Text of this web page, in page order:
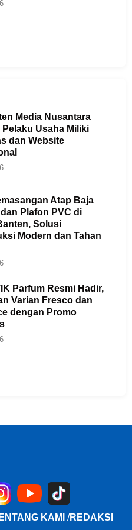
Media Nusantara
Pelaku Usaha Miliki
dan Website
Atap Baja
Plafon PVC di
Solusi
Modern dan Tahan
Parfum Resmi Hadir,
Varian Fresco dan
dengan Promo
KAMI /REDAKSI